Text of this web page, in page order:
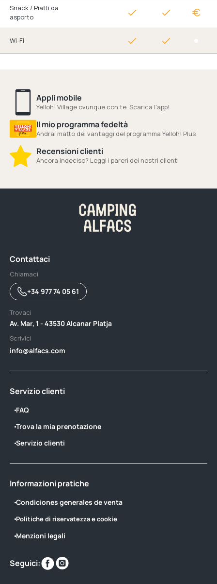
Snack / Piatti da
asporto
Wi-Fi
Appli mobile
Yelloh! Village ovunque con te. Scarica l'app!
Il mio programma fedeltà
Andrai matto dei vantaggi del programma Yelloh! Plus
Recensioni clienti
Ancora indeciso? Leggi i pareri dei nostri clienti
Contattaci
Chiamaci
+34 977 74 05 61
Trovaci
Av. Mar, 1 - 43530 Alcanar Platja
Scrivici
info@alfacs.com
Servizio clienti
FAQ
Trova la mia prenotazione
Servizio clienti
Informazioni pratiche
Condiciones generales de venta
Politiche di riservatezza e cookie
Menzioni legali
Seguici:
Trovaci
su